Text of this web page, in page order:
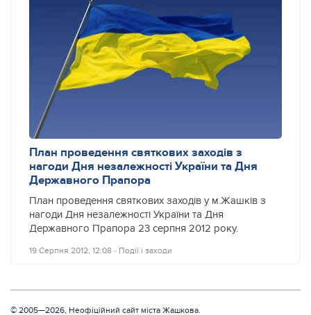
План проведення святкових заходів з
нагоди Дня незалежності України та Дня
Державного Прапора
План проведення святкових заходів у м.Жашків з
нагоди Дня незалежності України та Дня
Державного Прапора 23 серпня 2012 року.
19 Серпня 2012, 12:08 ‐ Події і заходи
© 2005—2026, Неофіційний сайт міста Жашкова.